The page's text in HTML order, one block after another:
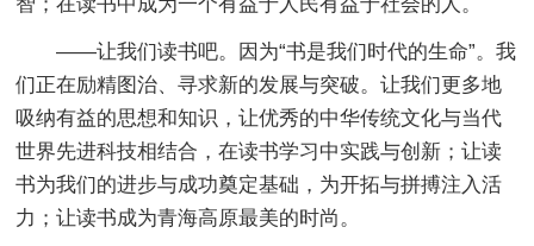
——让我们读书吧。因为“书是我们时代的生命”。我
们正在励精图治、寻求新的发展与突破。让我们更多地
吸纳有益的思想和知识，让优秀的中华传统文化与当代
世界先进科技相结合，在读书学习中实践与创新；让读
书为我们的进步与成功奠定基础，为开拓与拼搏注入活
力；让读书成为青海高原最美的时尚。